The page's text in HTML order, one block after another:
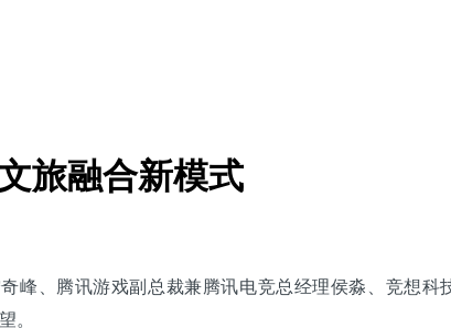
旅融合新模式
、腾讯游戏副总裁兼腾讯电竞总经理侯淼、竞想科
。